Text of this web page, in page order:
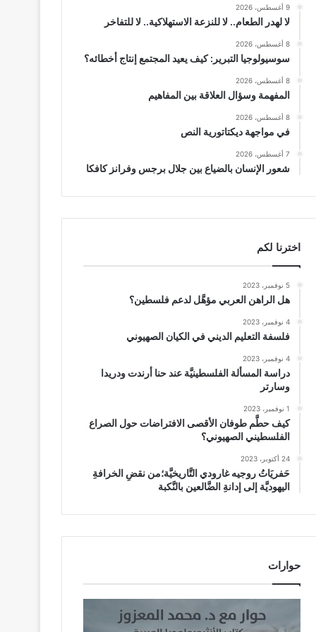
9 أغسطس، 2026
لا لهدر الطعام.. لا للنزعة الاستهلاكية.. لا للتفاخر
8 أغسطس، 2026
سوسيولوجيا التبرير: كيف يعيد المجتمع إنتاج أخطائه؟
8 أغسطس، 2026
المفهمة وسؤال العلاقة بين المفاهيم
8 أغسطس، 2026
في مواجهة ديكتاتورية النص
7 أغسطس، 2026
شعور الإنسان بالضياع بين جلال برجس وفرانز كافكا
اخترنا لكم
5 نوفمبر، 2023
هل الراهن العربي مؤهَّل لدعم فلسطين؟
4 نوفمبر، 2023
فلسفة التعليم الديني في الكيان الصهيوني
4 نوفمبر، 2023
دراسة المسألة الفلسطينيَّة عند حنا أرندت ودريدا
وسارتر
1 نوفمبر، 2023
كيف حطَّم طوفان الأقصى الافتراضات حول الصراع
الفلسطيني الصهيوني؟
24 أكتوبر، 2023
حَفريَاتُ روجيه غارودي التَّاريخيَّة؛من نقضِ الخرافةِ
اليهوديَّة إلى إدانةِ الضَّالعين بالنَّكبة
حوارات